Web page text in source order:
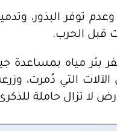
توفر البذور،
قبل الحرب.
مياه بمساعدة
الآلات التي دُمرت،
لا تزال حاملة